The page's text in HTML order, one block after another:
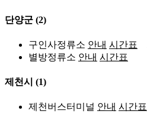
단양군 (2)
구인사정류소 안내 시간표
별방정류소 안내 시간표
제천시 (1)
제천버스터미널 안내 시간표